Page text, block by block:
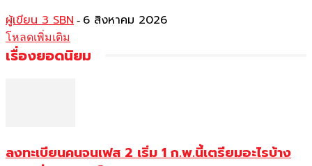
ผู้เขียน 3 SBN - 6 สิงหาคม 2026
โหลดเพิ่มเติม
เรื่องยอดนิยม
ลงทะเบียนคนจนเฟส 2 เริ่ม 1 ก.พ.นี้เตรียมอะไรบ้าง